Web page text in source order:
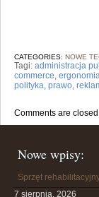
CATEGORIES: NOWE
Tagi: administracja
commerce,
polityka, prawo,
Comments are
Nowe wpisy:
Sprzęt
7 sierpnia, 2026